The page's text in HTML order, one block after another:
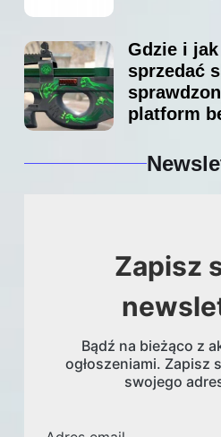
Gdzie i
sprzedać
platform
Zapisz
Bądź na bieżąco z
ogłoszeniami. Zapisz
swojego